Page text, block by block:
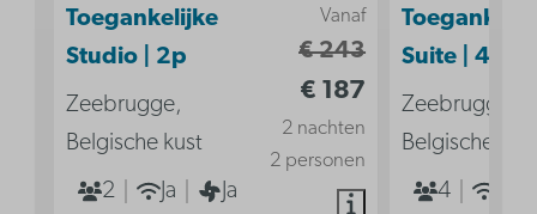
Vanaf
€ 243
€ 187
2 nachten
2 personen
Toegankelijke
Studio | 2p
Zeebrugge,
Belgische kust
2
Ja
Ja
Suite | 4p
Zeebrugge,
Belgische
4